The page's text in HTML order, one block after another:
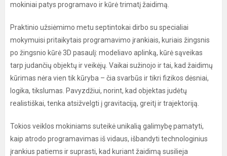
mokiniai patys programavo ir kūrė trimatį žaidimą.
Praktinio užsiėmimo metu septintokai dirbo su specialiai
mokymuisi pritaikytais programavimo įrankiais, kuriais žingsnis
po žingsnio kūrė 3D pasaulį: modeliavo aplinką, kūrė sąveikas
tarp judančių objektų ir veikėjų. Vaikai sužinojo ir tai, kad žaidimų
kūrimas nėra vien tik kūryba – čia svarbūs ir tikri fizikos dėsniai,
logika, tikslumas. Pavyzdžiui, norint, kad objektas judėtų
realistiškai, tenka atsižvelgti į gravitaciją, greitį ir trajektoriją.
Tokios veiklos mokiniams suteikė unikalią galimybę pamatyti,
kaip atrodo programavimas iš vidaus, išbandyti technologinius
įrankius patiems ir suprasti, kad kuriant žaidimą susilieja